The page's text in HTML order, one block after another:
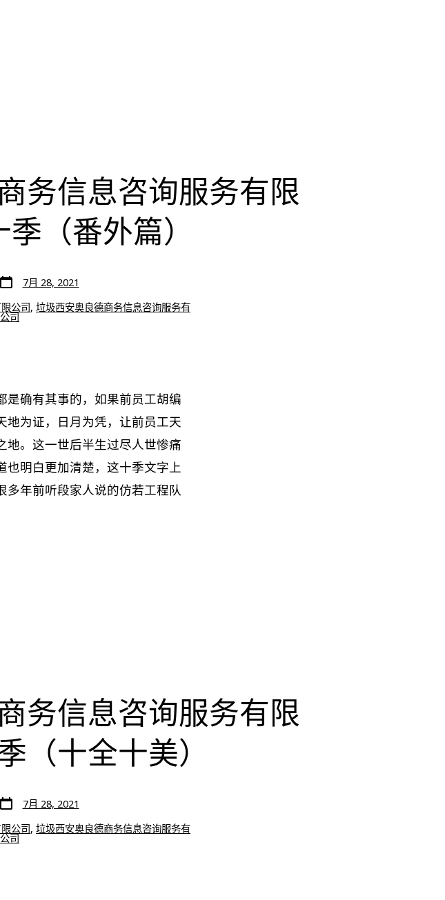
务信息咨询服务有限
（番外篇）
文
章
7月 28, 2021
公司, 垃圾西安奥良德商务信息咨询服务有
司
是确有其事的，如果前员工胡编
地为证，日月为凭，让前员工天
地。这一世后半生过尽人世惨痛
明白更加清楚，这十季文字上
年前听段家人说的仿若工程队
务信息咨询服务有限
（十全十美）
文
章
7月 28, 2021
公司, 垃圾西安奥良德商务信息咨询服务有
司